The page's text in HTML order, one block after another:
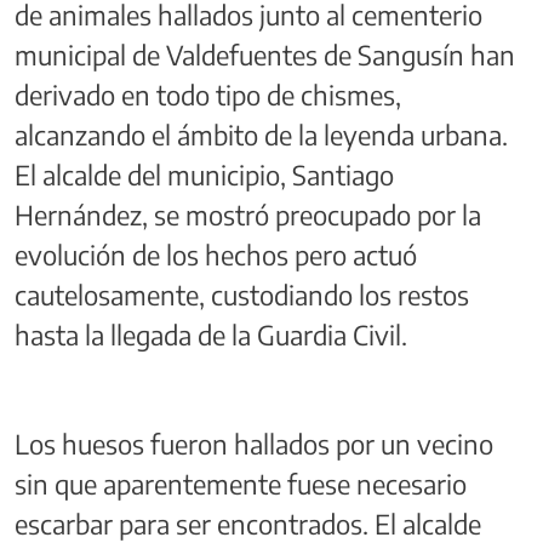
de animales hallados junto al cementerio
municipal de Valdefuentes de Sangusín han
derivado en todo tipo de chismes,
alcanzando el ámbito de la leyenda urbana.
El alcalde del municipio, Santiago
Hernández, se mostró preocupado por la
evolución de los hechos pero actuó
cautelosamente, custodiando los restos
hasta la llegada de la Guardia Civil.
Los huesos fueron hallados por un vecino
sin que aparentemente fuese necesario
escarbar para ser encontrados. El alcalde